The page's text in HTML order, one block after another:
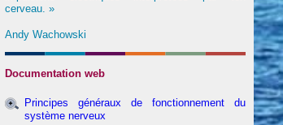
cerveau. »
Andy Wachowski
Documentation web
Principes généraux de fonctionnement du
système nerveux